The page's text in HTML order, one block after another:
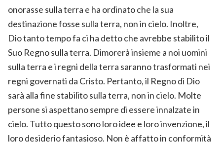
onorasse sulla terra e ha ordinato che la sua
destinazione fosse sulla terra, non in cielo. Inoltre,
Dio tanto tempo fa ci ha detto che avrebbe stabilito il
Suo Regno sulla terra. Dimorerà insieme a noi uomini
sulla terra e i regni della terra saranno trasformati nei
regni governati da Cristo. Pertanto, il Regno di Dio
sarà alla fine stabilito sulla terra, non in cielo. Molte
persone si aspettano sempre di essere innalzate in
cielo. Tutto questo sono loro idee e loro invenzione, il
loro desiderio fantasioso. Non è affatto in conformità